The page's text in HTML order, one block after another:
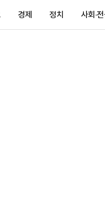
경제 정치 사회·